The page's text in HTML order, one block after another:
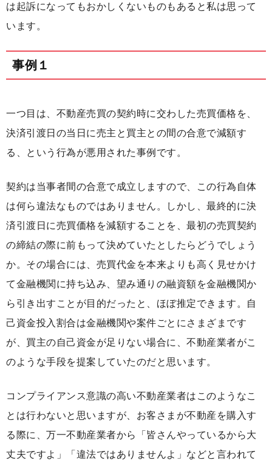
は起訴になってもおかしくないものもあると私は思って
います。
事例１
一つ目は、不動産売買の契約時に交わした売買価格を、
決済引渡日の当日に売主と買主との間の合意で減額す
る、という行為が悪用された事例です。
契約は当事者間の合意で成立しますので、この行為自体
は何ら違法なものではありません。しかし、最終的に決
済引渡日に売買価格を減額することを、最初の売買契約
の締結の際に前もって決めていたとしたらどうでしょう
か。その場合には、売買代金を本来よりも高く見せかけ
て金融機関に持ち込み、望み通りの融資額を金融機関か
ら引き出すことが目的だったと、ほぼ推定できます。自
己資金投入割合は金融機関や案件ごとにさまざまです
が、買主の自己資金が足りない場合に、不動産業者がこ
のような手段を提案していたのだと思います。
コンプライアンス意識の高い不動産業者はこのようなこ
とは行わないと思いますが、お客さまが不動産を購入す
る際に、万一不動産業者から「皆さんやっているから大
丈夫ですよ」「違法ではありませんよ」などと言われて